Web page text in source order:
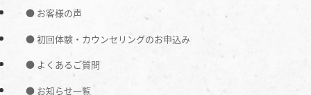
● お客様の声
● 初回体験・カウンセリングのお申込み
● よくあるご質問
● お知らせ一覧